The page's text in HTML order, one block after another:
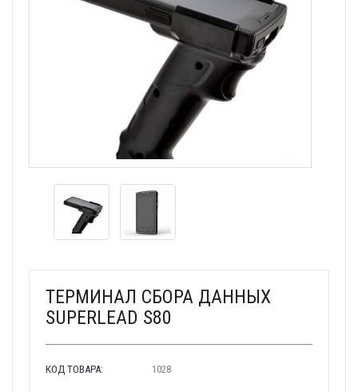
ТЕРМИНАЛ СБОРА ДАННЫХ
SUPERLEAD S80
КОД ТОВАРА: 1028